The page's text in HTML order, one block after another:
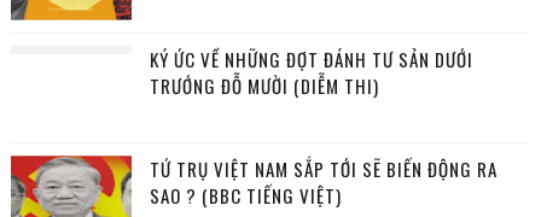
KÝ ỨC VỀ NHỮNG ĐỢT ĐÁNH TƯ SẢN DƯỚI
TRƯỚNG ĐỖ MƯỜI (DIỄM THI)
TỨ TRỤ VIỆT NAM SẮP TỚI SẼ BIẾN ĐỘNG RA
SAO ? (BBC TIẾNG VIỆT)